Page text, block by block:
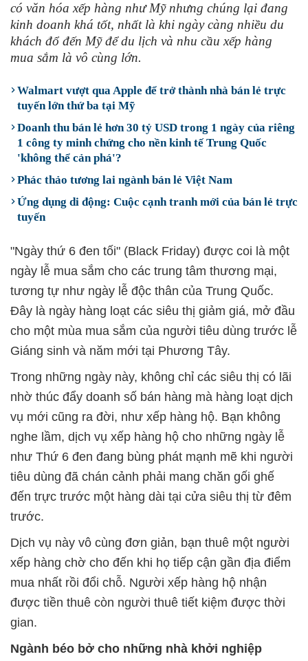
có văn hóa xếp hàng như Mỹ nhưng chúng lại đang
kinh doanh khá tốt, nhất là khi ngày càng nhiều du
khách đổ đến Mỹ để du lịch và nhu cầu xếp hàng
mua sắm là vô cùng lớn.
Walmart vượt qua Apple để trở thành nhà bán lẻ trực
tuyến lớn thứ ba tại Mỹ
Doanh thu bán lẻ hơn 30 tỷ USD trong 1 ngày của riêng
1 công ty minh chứng cho nền kinh tế Trung Quốc
'không thể cản phá'?
Phác thảo tương lai ngành bán lẻ Việt Nam
Ứng dụng di động: Cuộc cạnh tranh mới của bán lẻ trực
tuyến
"Ngày thứ 6 đen tối" (Black Friday) được coi là một
ngày lễ mua sắm cho các trung tâm thương mại,
tương tự như ngày lễ độc thân của Trung Quốc.
Đây là ngày hàng loạt các siêu thị giảm giá, mở đầu
cho một mùa mua sắm của người tiêu dùng trước lễ
Giáng sinh và năm mới tại Phương Tây.
Trong những ngày này, không chỉ các siêu thị có lãi
nhờ thúc đẩy doanh số bán hàng mà hàng loạt dịch
vụ mới cũng ra đời, như xếp hàng hộ. Bạn không
nghe lầm, dịch vụ xếp hàng hộ cho những ngày lễ
như Thứ 6 đen đang bùng phát mạnh mẽ khi người
tiêu dùng đã chán cảnh phải mang chăn gối ghế
đến trực trước một hàng dài tại cửa siêu thị từ đêm
trước.
Dịch vụ này vô cùng đơn giản, bạn thuê một người
xếp hàng chờ cho đến khi họ tiếp cận gần địa điểm
mua nhất rồi đổi chỗ. Người xếp hàng hộ nhận
được tiền thuê còn người thuê tiết kiệm được thời
gian.
Ngành béo bở cho những nhà khởi nghiệp